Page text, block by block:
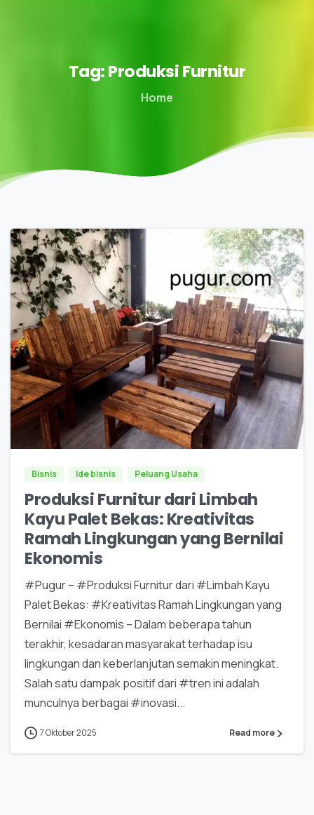
Tag:ProduksiFurnitur
Home
0
Bisnis Ide bisnis Peluang Usaha
Produksi Furnitur dari Limbah
Kayu Palet Bekas: Kreativitas
Ramah Lingkungan yang Bernilai
Ekonomis
#Pugur – #Produksi Furnitur dari #Limbah Kayu
Palet Bekas: #Kreativitas Ramah Lingkungan yang
Bernilai #Ekonomis – Dalam beberapa tahun
terakhir, kesadaran masyarakat terhadap isu
lingkungan dan keberlanjutan semakin meningkat.
Salah satu dampak positif dari #tren ini adalah
munculnya berbagai #inovasi...
7 Oktober 2025 Read more